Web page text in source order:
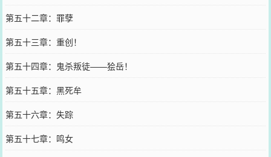
第五十二章：罪孽
第五十三章：重创！
第五十四章：鬼杀叛徒——狯岳！
第五十五章：黑死牟
第五十六章：失踪
第五十七章：鸣女